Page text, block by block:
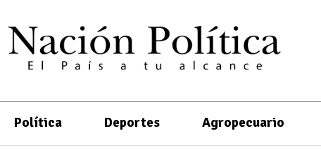
Política Deportes Agropecuario